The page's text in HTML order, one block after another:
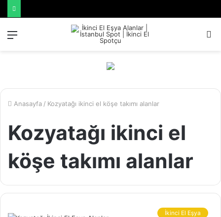
Anasayfa / Kozyatağı ikinci el köşe takımı alanlar
Kozyatağı ikinci el
köşe takımı alanlar
İkinci El Eşya